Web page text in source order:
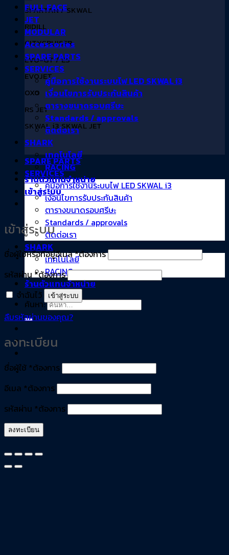
SPARTAN / SKWAL
RIDILL
CITYCRUISER
EVO-GT / ES
EVOJET
OXO
RS JET
SKWAL i3 SKWAL JET
SPARE PARTS
SERVICES
คู่มือการใช้งานระบบไฟ LED SKWAL i3
เงื่อนไขการรับประกันสินค้า
ตารางขนาดรอบศรีษะ
Standards / approvals
ติดต่อเรา
SHARK
เทคโนโลยี
RACING
ร้านตัวแทนจำหน่าย
ค้นหา:
FULL FACE
JET
MODULAR
Accessories
SPARE PARTS
SERVICES
คู่มือการใช้งานระบบไฟ LED SKWAL i3
เงื่อนไขการรับประกันสินค้า
ตารางขนาดรอบศรีษะ
Standards / approvals
ติดต่อเรา
SHARK
เทคโนโลยี
RACING
ร้านตัวแทนจำหน่าย
เข้าสู่ระบบ
เข้าสู่ระบบ
ชื่อผู้ใช้หรือที่อยู่อีเมล*ต้องการ
รหัสผ่าน*ต้องการ
จำฉันไว้
เข้าสู่ระบบ
ลืมรหัสผ่านของคุณ?
ลงทะเบียน
ชื่อผู้ใช้ *ต้องการ
อีเมล *ต้องการ
รหัสผ่าน *ต้องการ
ลงทะเบียน